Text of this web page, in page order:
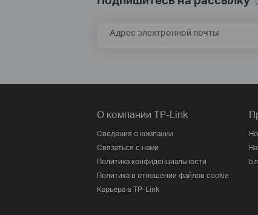
Адрес электронной почты
О компании TP-Link
Сведения о компании
Связаться с нами
Политика конфиденциальности
Политика в отношении файлов cookie
Карьера в TP-Link